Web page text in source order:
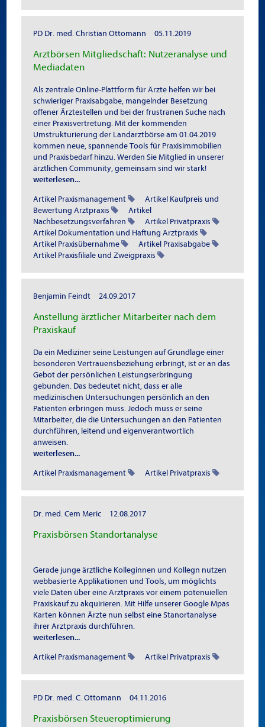
PD Dr. med. Christian Ottomann 05.11.2019
Arztbörsen Mitgliedschaft: Nutzeranalyse und
Mediadaten
Als zentrale Online-Plattform für Ärzte helfen wir bei
schwieriger Praxisabgabe, mangelnder Besetzung
offener Ärztestellen und bei der frustranen Suche nach
einer Praxisvertretung. Mit der kommenden
Umstrukturierung der Landarztbörse am 01.04.2019
kommen neue, spannende Tools für Praxisimmobilien
und Praxisbedarf hinzu. Werden Sie Mitglied in unserer
ärztlichen Community, gemeinsam sind wir stark!
weiterlesen...
Artikel Praxismanagement
Artikel Kaufpreis und
Bewertung Arztpraxis
Artikel
Nachbesetzungsverfahren
Artikel Privatpraxis
Artikel Dokumentation und Haftung Arztpraxis
Artikel Praxisübernahme
Artikel Praxisabgabe
Artikel Praxisfiliale und Zweigpraxis
Benjamin Feindt 24.09.2017
Anstellung ärztlicher Mitarbeiter nach dem
Praxiskauf
Da ein Mediziner seine Leistungen auf Grundlage einer
besonderen Vertrauensbeziehung erbringt, ist er an das
Gebot der persönlichen Leistungserbringung
gebunden. Das bedeutet nicht, dass er alle
medizinischen Untersuchungen persönlich an den
Patienten erbringen muss. Jedoch muss er seine
Mitarbeiter, die die Untersuchungen an den Patienten
durchführen, leitend und eigenverantwortlich
anweisen.
weiterlesen...
Artikel Praxismanagement
Artikel Privatpraxis
Dr. med. Cem Meric 12.08.2017
Praxisbörsen Standortanalyse
Gerade junge ärztliche Kolleginnen und Kollegn nutzen
webbasierte Applikationen und Tools, um möglichts
viele Daten über eine Arztpraxis vor einem potenuiellen
Praxiskauf zu akquirieren. Mit Hilfe unserer Google Mpas
Karten können Ärzte nun selbst eine Stanortanalyse
ihrer Arztpraxis durchführen.
weiterlesen...
Artikel Praxismanagement
Artikel Privatpraxis
PD Dr. med. C. Ottomann 04.11.2016
Praxisbörsen Steueroptimierung